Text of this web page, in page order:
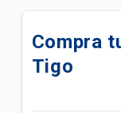
Tus
Ahora tu plan
tarifa a 149Bs
Compra
Tigo